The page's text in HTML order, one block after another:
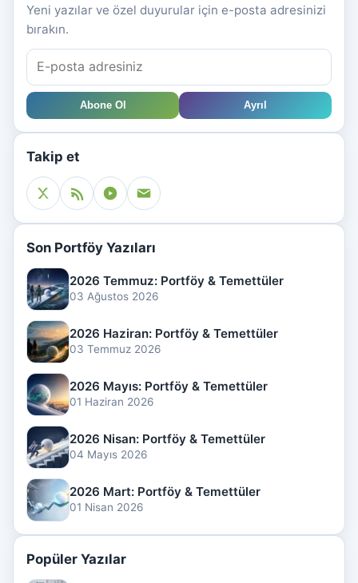
Yeni yazılar ve özel duyurular için e-posta adresinizi
bırakın.
Abone Ol Ayrıl
Takip et
Son Portföy Yazıları
2026 Temmuz: Portföy & Temettüler
03 Ağustos 2026
2026 Haziran: Portföy & Temettüler
03 Temmuz 2026
2026 Mayıs: Portföy & Temettüler
01 Haziran 2026
2026 Nisan: Portföy & Temettüler
04 Mayıs 2026
2026 Mart: Portföy & Temettüler
01 Nisan 2026
Popüler Yazılar